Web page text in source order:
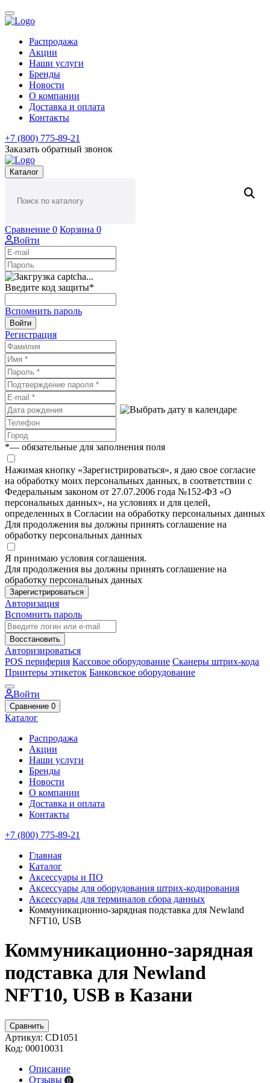
Распродажа
Акции
Наши услуги
Бренды
Новости
О компании
Доставка и оплата
Контакты
+7 (800) 775-89-21
Заказать обратный звонок
Каталог
Сравнение 0 Корзина 0
Войти
Введите код защиты*
Вспомнить пароль
Войти
Регистрация
*— обязательные для заполнения поля
Нажимая кнопку «Зарегистрироваться», я даю свое согласие
на обработку моих персональных данных, в соответствии с
Федеральным законом от 27.07.2006 года №152-ФЗ «О
персональных данных», на условиях и для целей,
определенных в Согласии на обработку персональных данных
Для продолжения вы должны принять соглашение на
обработку персональных данных
Я принимаю условия соглашения.
Для продолжения вы должны принять соглашение на
обработку персональных данных
Зарегистрироваться
Авторизация
Вспомнить пароль
Восстановить
Авторизироваться
POS периферия Кассовое оборудование Сканеры штрих-кода
Принтеры этикеток Банковское оборудование
Войти
Сравнение 0
Каталог
Распродажа
Акции
Наши услуги
Бренды
Новости
О компании
Доставка и оплата
Контакты
+7 (800) 775-89-21
Главная
Каталог
Аксессуары и ПО
Аксессуары для оборудования штрих-кодирования
Аксессуары для терминалов сбора данных
Коммуникационно-зарядная подставка для Newland
NFT10, USB
Коммуникационно-зарядная
подставка для Newland
NFT10, USB в Казани
Сравнить
Артикул: CD1051
Код: 00010031
Описание
Отзывы 0